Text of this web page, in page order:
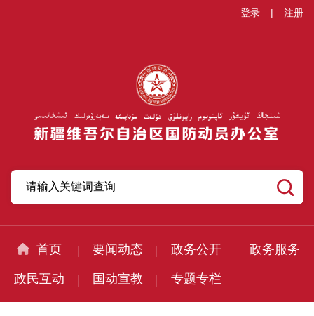
登录 | 注册
首页 要闻动态 政务公开 政务服务
政民互动 国动宣教 专题专栏